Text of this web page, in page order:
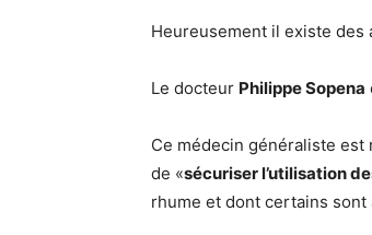
Heureusement il existe
Le docteur Philippe Sopena
Ce médecin généraliste est
de «sécuriser l’utilisation
rhume et dont certains